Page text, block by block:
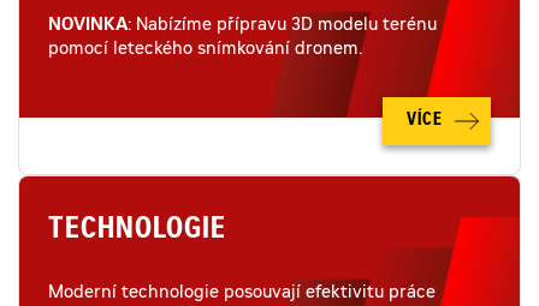
NOVINKA: Nabízíme přípravu 3D modelu terénu
pomocí leteckého snímkování dronem.
VÍCE
TECHNOLOGIE
Moderní technologie posouvají efektivitu práce